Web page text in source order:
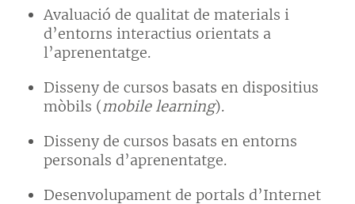
Avaluació de qualitat de materials i
d’entorns interactius orientats a
l’aprenentatge.
Disseny de cursos basats en dispositius
mòbils (mobile learning).
Disseny de cursos basats en entorns
personals d’aprenentatge.
Desenvolupament de portals d’Internet